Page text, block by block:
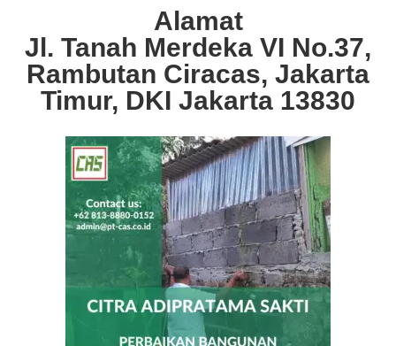
Alamat
Jl. Tanah Merdeka VI No.37,
Rambutan Ciracas, Jakarta
Timur, DKI Jakarta 13830